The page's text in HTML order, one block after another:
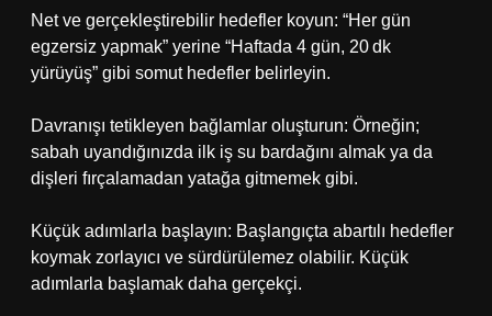
Net ve gerçekleştirebilir hedefler koyun: “Her gün
egzersiz yapmak” yerine “Haftada 4 gün, 20 dk
yürüyüş” gibi somut hedefler belirleyin.
Davranışı tetikleyen bağlamlar oluşturun: Örneğin;
sabah uyandığınızda ilk iş su bardağını almak ya da
dişleri fırçalamadan yatağa gitmemek gibi.
Küçük adımlarla başlayın: Başlangıçta abartılı hedefler
koymak zorlayıcı ve sürdürülemez olabilir. Küçük
adımlarla başlamak daha gerçekçi.